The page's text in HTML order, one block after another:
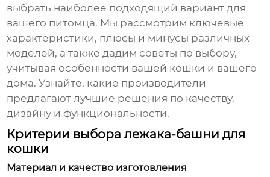
выбрать наиболее подходящий вариант для
вашего питомца. Мы рассмотрим ключевые
характеристики, плюсы и минусы различных
моделей, а также дадим советы по выбору,
учитывая особенности вашей кошки и вашего
дома. Узнайте, какие производители
предлагают лучшие решения по качеству,
дизайну и функциональности.
Критерии выбора лежака-башни для
кошки
Материал и качество изготовления